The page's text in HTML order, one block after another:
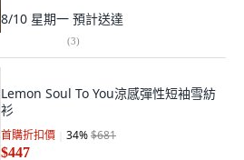
8/10 星期一 預計送達
(3)
Lemon Soul To You涼感彈性短袖雪紡
衫
首購折扣價 34%$681
$447